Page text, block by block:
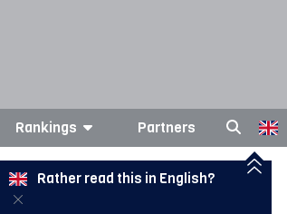
Rankings Partners
Rather read this in English?